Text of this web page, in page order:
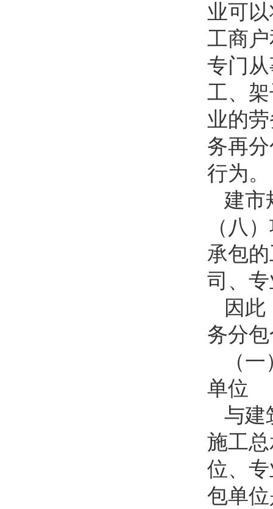
业可
工商
专门
工、
业的
务再
行为。
建市
（八
承包
司、
因
务分
（
单位
与建
施工
位、
包单